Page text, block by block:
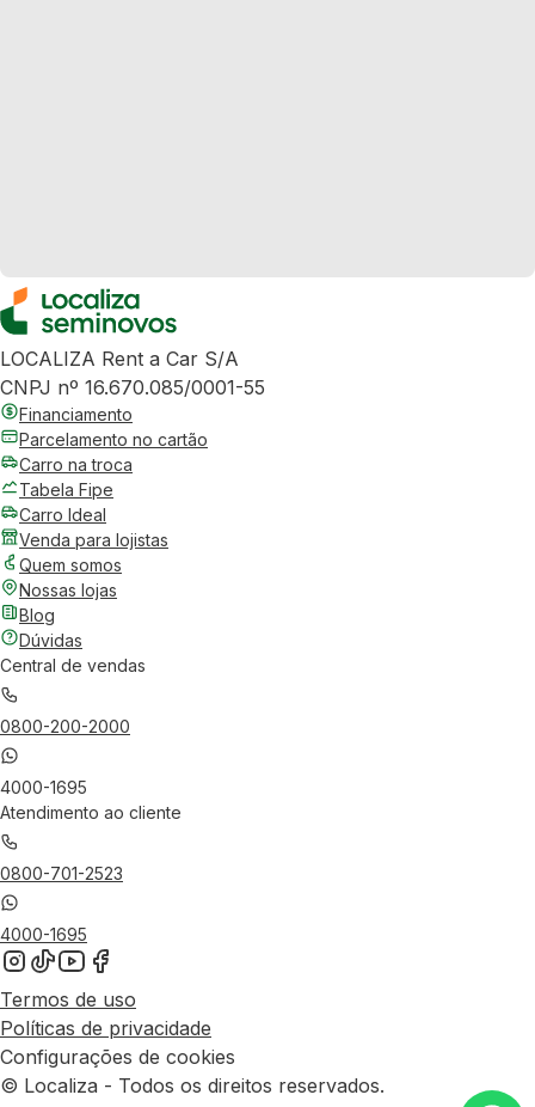
LOCALIZA Rent a Car S/A
CNPJ nº 16.670.085/0001-55
Financiamento
Parcelamento no cartão
Carro na troca
Tabela Fipe
Carro Ideal
Venda para lojistas
Quem somos
Nossas lojas
Blog
Dúvidas
Central de vendas
0800-200-2000
4000-1695
Atendimento ao cliente
0800-701-2523
4000-1695
Termos de uso
Políticas de privacidade
Configurações de cookies
© Localiza - Todos os direitos reservados.